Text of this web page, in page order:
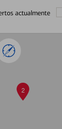
actualmente
2